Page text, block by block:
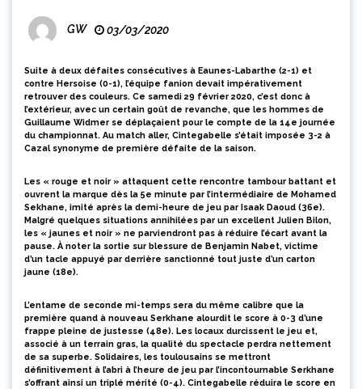
GW 03/03/2020
Suite à deux défaites consécutives à Eaunes-Labarthe (2-1) et
contre Hersoise (0-1), l’équipe fanion devait impérativement
retrouver des couleurs. Ce samedi 29 février 2020, c’est donc à
l’extérieur, avec un certain goût de revanche, que les hommes de
Guillaume Widmer se déplaçaient pour le compte de la 14e journée
du championnat. Au match aller, Cintegabelle s’était imposée 3-2 à
Cazal synonyme de première défaite de la saison.
Les « rouge et noir » attaquent cette rencontre tambour battant et
ouvrent la marque dès la 5e minute par l’intermédiaire de Mohamed
Sekhane, imité après la demi-heure de jeu par Isaak Daoud (36e).
Malgré quelques situations annihilées par un excellent Julien Bilon,
les « jaunes et noir » ne parviendront pas à réduire l’écart avant la
pause. À noter la sortie sur blessure de Benjamin Nabet, victime
d’un tacle appuyé par derrière sanctionné tout juste d’un carton
jaune (18e).
L’entame de seconde mi-temps sera du même calibre que la
première quand à nouveau Serkhane alourdit le score à 0-3 d’une
frappe pleine de justesse (48e). Les locaux durcissent le jeu et,
associé à un terrain gras, la qualité du spectacle perdra nettement
de sa superbe. Solidaires, les toulousains se mettront
définitivement à l’abri à l’heure de jeu par l’incontournable Serkhane
s’offrant ainsi un triplé mérité (0-4). Cintegabelle réduira le score en